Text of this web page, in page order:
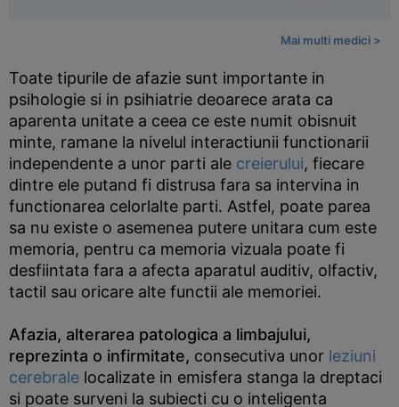
Mai multi medici >
Toate tipurile de afazie sunt importante in
psihologie si in psihiatrie deoarece arata ca
aparenta unitate a ceea ce este numit obisnuit
minte, ramane la nivelul interactiunii functionarii
independente a unor parti ale creierului, fiecare
dintre ele putand fi distrusa fara sa intervina in
functionarea celorlalte parti. Astfel, poate parea
sa nu existe o asemenea putere unitara cum este
memoria, pentru ca memoria vizuala poate fi
desfiintata fara a afecta aparatul auditiv, olfactiv,
tactil sau oricare alte functii ale memoriei.
Afazia, alterarea patologica a limbajului,
reprezinta o infirmitate, consecutiva unor leziuni
cerebrale localizate in emisfera stanga la dreptaci
si poate surveni la subiecti cu o inteligenta